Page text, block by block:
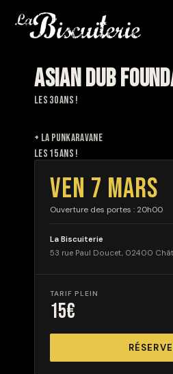
ASIAN DUB
LES 30 ANS !
+ LA PUNKARAVANE
LES 15 ANS !
VEN 7 MARS
Ouverture des portes : 20h00
La Biscuiterie
53 rue Paul Doucet, 02400
TARIF PLEIN
15€